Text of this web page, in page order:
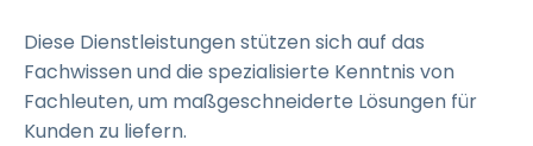
Diese Dienstleistungen stützen sich auf das
Fachwissen und die spezialisierte Kenntnis von
Fachleuten, um maßgeschneiderte Lösungen für
Kunden zu liefern.